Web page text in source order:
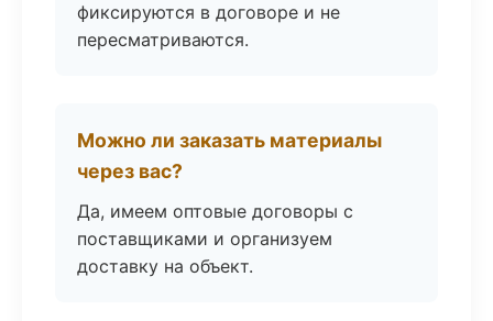
фиксируются в договоре и не
пересматриваются.
Можно ли заказать материалы
через вас?
Да, имеем оптовые договоры с
поставщиками и организуем
доставку на объект.